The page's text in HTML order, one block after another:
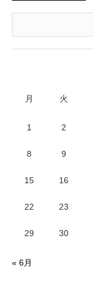
月 火
1 2
8 9
15 16
22 23
29 30
« 6月